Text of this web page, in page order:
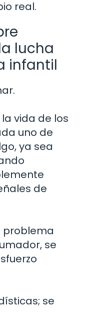
real.
lucha
infantil
vida de los
uno de
ya sea
de
problema
se
se